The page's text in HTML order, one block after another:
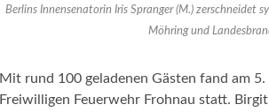
Berlins Innensenatorin Iris Spranger (M.) zerschneidet
Möhring und
Mit rund 100 geladenen Gästen fand am
Freiwilligen Feuerwehr Frohnau statt.